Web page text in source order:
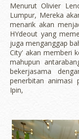
Menurut Olivier
Lumpur, Mereka
menarik akan
HYdeout yang
juga menganggap
City' akan memberi
mahupun
bekerjasama
penerbitan animasi
Ipin,